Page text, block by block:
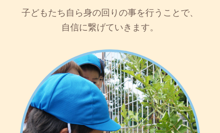
子どもたち自ら身の回りの事を行うことで、
自信に繋げていきます。